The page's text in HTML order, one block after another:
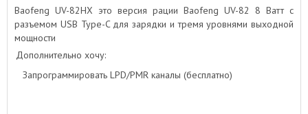
Baofeng UV-82HX это версия рации Baofeng UV-82 8 Ватт с
разъемом USB Type-C для зарядки и тремя уровнями выходной
мощности
Дополнительно хочу:
Запрограммировать LPD/PMR каналы (бесплатно)